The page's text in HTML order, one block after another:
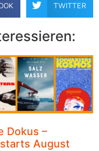
TWITTER
Dokus –
August